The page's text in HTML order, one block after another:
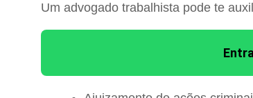
Um advogado trabalhista pode te